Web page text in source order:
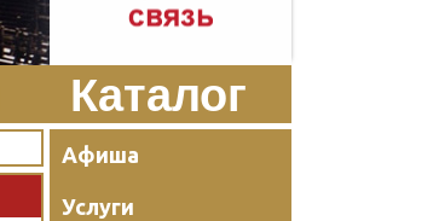
Каталог
Афиша
Услуги